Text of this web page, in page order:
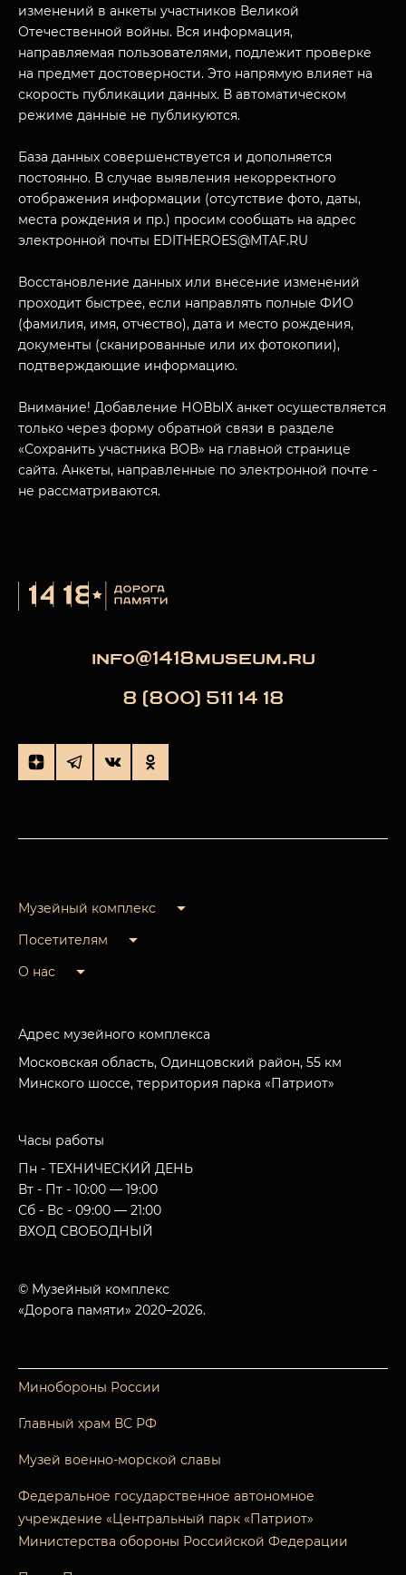
МУЗЕЙНЫЙ КОМПЛЕКС
ПОСЕТИТЕЛЯМ
НАЗАД
изменений в анкеты участников Великой
Отечественной войны. Вся информация,
направляемая пользователями, подлежит проверке
на предмет достоверности. Это напрямую влияет на
скорость публикации данных. В автоматическом
режиме данные не публикуются.
База данных совершенствуется и дополняется
постоянно. В случае выявления некорректного
отображения информации (отсутствие фото, даты,
места рождения и пр.) просим сообщать на адрес
электронной почты EDITHEROES@MTAF.RU
Восстановление данных или внесение изменений
проходит быстрее, если направлять полные ФИО
(фамилия, имя, отчество), дата и место рождения,
документы (сканированные или их фотокопии),
подтверждающие информацию.
Внимание! Добавление НОВЫХ анкет осуществляется
только через форму обратной связи в разделе
«Сохранить участника ВОВ» на главной странице
сайта. Анкеты, направленные по электронной почте -
не рассматриваются.
info@1418museum.ru
8 (800) 511 14 18
Музейный комплекс
Посетителям
О нас
Адрес музейного комплекса
Московская область, Одинцовский район, 55 км
Минского шоссе, территория парка «Патриот»
Часы работы
Пн - ТЕХНИЧЕСКИЙ ДЕНЬ
Вт - Пт - 10:00 — 19:00
Сб - Вс - 09:00 — 21:00
ВХОД СВОБОДНЫЙ
© Музейный комплекс
«Дорога памяти» 2020–2026.
Минобороны России
Главный храм ВС РФ
Музей военно-морской славы
Федеральное государственное автономное
учреждение «Центральный парк «Патриот»
Министерства обороны Российской Федерации